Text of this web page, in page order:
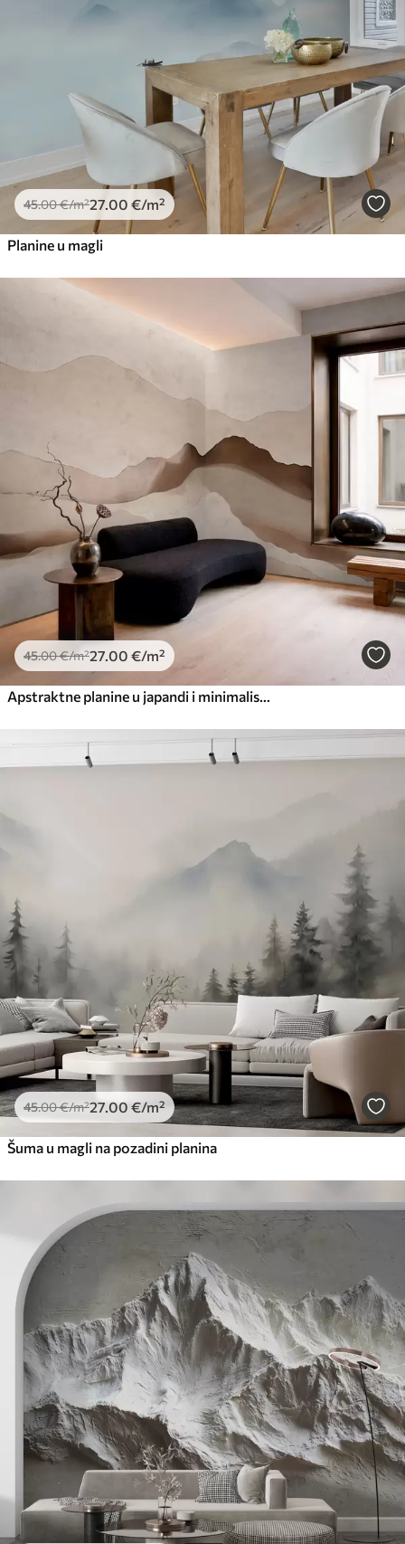
45.00€/m²27.00 €/m²
Planine u magli
45.00€/m²27.00 €/m²
Apstraktne planine u japandi i minimalističkom stilu
45.00€/m²27.00 €/m²
Šuma u magli na pozadini planina